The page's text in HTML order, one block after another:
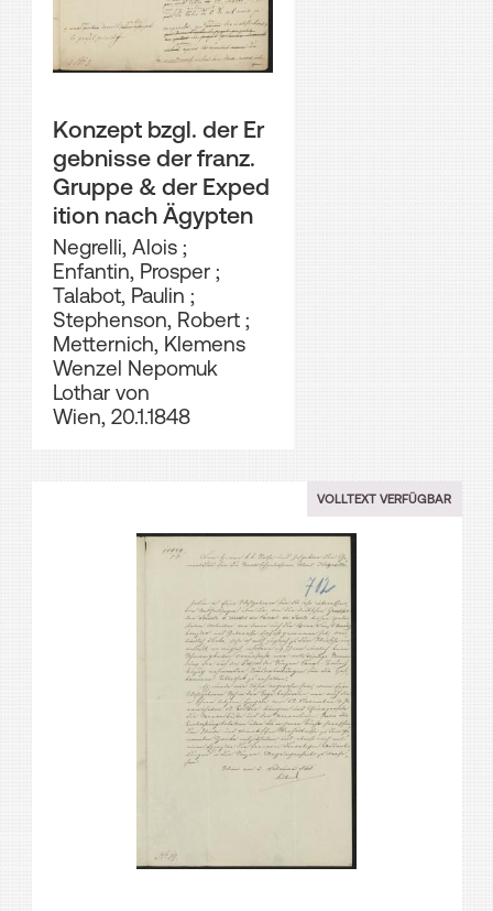
Konzept bzgl. der Er
gebnisse der franz.
Gruppe & der Exped
ition nach Ägypten
Negrelli, Alois;
Enfantin, Prosper;
Talabot, Paulin ;
Stephenson, Robert;
Metternich, Klemens
Wenzel Nepomuk
Lothar von
Wien, 20.1.1848
VOLLTEXT VERFÜGBAR